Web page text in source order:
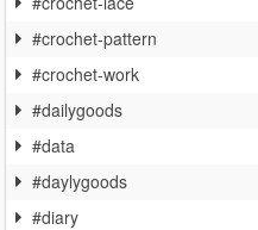
#crochet-pattern
#crochet-work
#dailygoods
#data
#daylygoods
#diary